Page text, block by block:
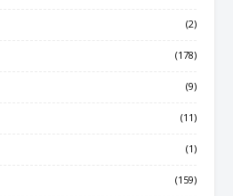
(2)
(178)
(9)
(11)
(1)
(159)